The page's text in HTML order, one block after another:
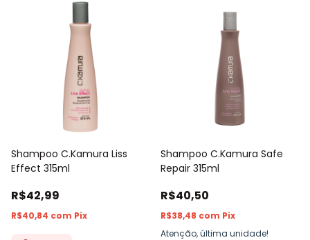
Shampoo C.Kamura Liss
Effect 315ml
R$42,99
R$40,84 com Pix
Shampoo C.Kamura Safe
Repair 315ml
R$40,50
R$38,48 com Pix
Atenção, última unidade!